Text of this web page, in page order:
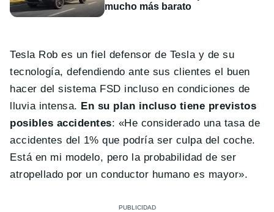
mucho más barato
Tesla Rob es un fiel defensor de Tesla y de su
tecnología, defendiendo ante sus clientes el buen
hacer del sistema FSD incluso en condiciones de
lluvia intensa. En su plan incluso tiene previstos
posibles accidentes: «He considerado una tasa de
accidentes del 1% que podría ser culpa del coche.
Está en mi modelo, pero la probabilidad de ser
atropellado por un conductor humano es mayor».